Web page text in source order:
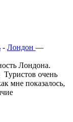
- Лондон —
Лондона.
очень
мне показалось,